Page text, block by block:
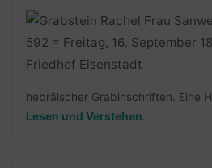
hebräischer Grabinschriften. Eine
Lesen und Verstehen